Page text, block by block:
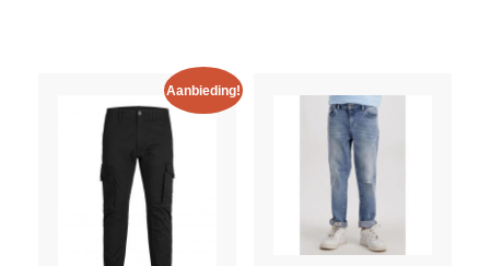
Aanbieding!